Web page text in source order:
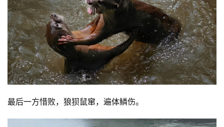
最后一方惜败，狼狈鼠窜，遍体鳞伤。